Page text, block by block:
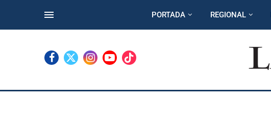
PORTADA REGIONAL